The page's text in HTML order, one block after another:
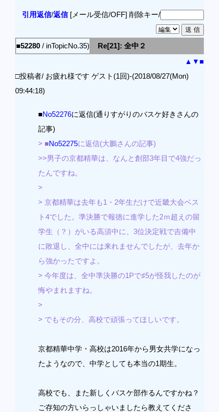
引用返信/返信[メール受信/OFF] 削除キー/
■52280 / inTopicNo.35)
Re[21]: 全中２
▲ ▼■
□投稿者/ お疲れ様です ゲスト(1回)-(2018/08/27(Mon)
09:44:18)
■No52276に返信(通りすがりのバスケ好きさんの
記事)
> ■No52275に返信(大鵬さんの記事)
>>男子の京都精華は、なんと創部3年目で4強だっ
たんですね。
>
> 京都精華は去年も1・2年生だけで近畿大会ベス
ト4でした。準決勝で報徳に進学した2ｍ超えの留
学生（？）がいる高須中に、3位決定戦で吉備中
に敗退し、全中には来れませんでしたが、去年か
ら強かったですよ。
> 今年度は、全中準決勝の1Pで♯5が怪我したのが
悔やまれますね。
>
> でもその分、高校で頑張ってほしいです。
京都精華中学・高校は2016年から男女共学になっ
たようなので、中学としても本当の1期生。
高校でも、また新しくバスケ部作るんですかね？
ご存知の方いらっしゃいましたら教えてくださ